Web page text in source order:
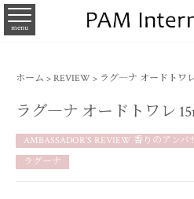
menu
ホーム > REVIEW > ラグ―ナ オードトワ
ラグ―ナ オードトワレ
AMBASSADOR'S REVIEW 香りのアン
ラグーナ